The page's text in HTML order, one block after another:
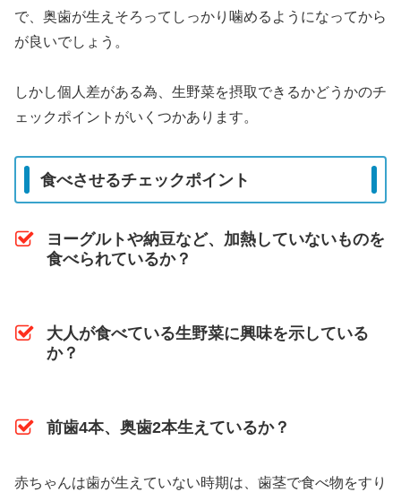
で、奥歯が生えそろってしっかり噛めるようになってから
が良いでしょう。
しかし個人差がある為、生野菜を摂取できるかどうかのチ
ェックポイントがいくつかあります。
食べさせるチェックポイント
ヨーグルトや納豆など、加熱していないものを
食べられているか？
大人が食べている生野菜に興味を示している
か？
前歯4本、奥歯2本生えているか？
赤ちゃんは歯が生えていない時期は、歯茎で食べ物をすり